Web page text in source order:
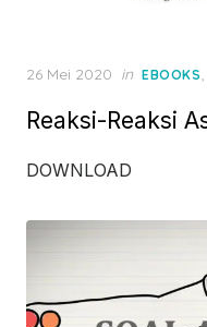
Posted
26 Mei 2020 in EBOOKS,
Reaksi-Reaksi
DOWNLOAD